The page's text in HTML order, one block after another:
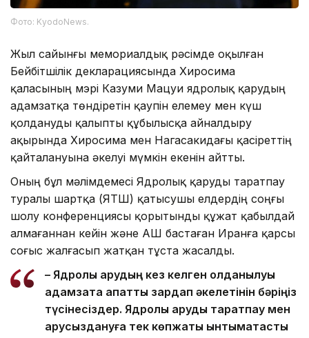
Фото: KyodoNews.
Жыл сайынғы мемориалдық рәсімде оқылған
Бейбітшілік декларациясында Хиросима
қаласының мэрі Казуми Мацуи ядролық қарудың
адамзатқа төндіретін қаупін елемеу мен күш
қолдануды қалыпты құбылысқа айналдыру
ақырында Хиросима мен Нагасакидағы қасіреттің
қайталануына әкелуі мүмкін екенін айтты.
Оның бұл мәлімдемесі Ядролық қаруды таратпау
туралы шартқа (ЯҚТШ) қатысушы елдердің соңғы
шолу конференциясы қорытынды құжат қабылдай
алмағаннан кейін және АҚШ бастаған Иранға қарсы
соғыс жалғасып жатқан тұста жасалды.
– Ядролық қарудың кез келген қолданылуы
адамзатқа апатты зардап әкелетінін бәріңіз
түсінесіздер. Ядролық қаруды таратпау мен
қарусыздануға тек көпжақты ынтымақтастық